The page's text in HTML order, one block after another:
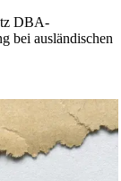
DBA-
bei ausländischen